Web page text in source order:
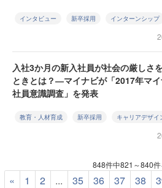
インタビュー 新卒採用 インターンシップ
入社3か月の新入社員が社会の厳しさ
ときとは？―マイナビが「2017年マ
社員意識調査」を発表
教育・人材育成 新卒採用 キャリアデザイ
848件中821～840
« 1 2 ... 35 36 37 38